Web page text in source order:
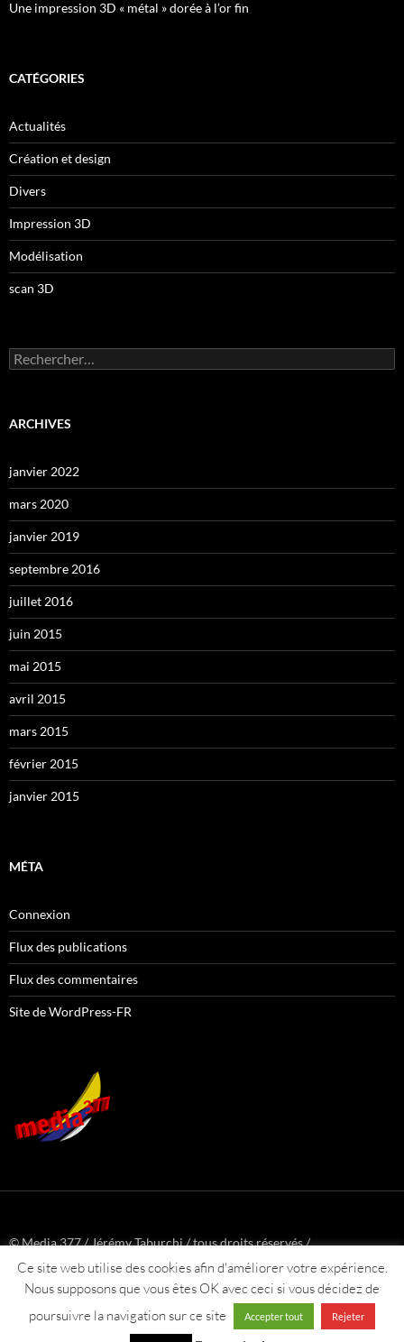
Une impression 3D « métal » dorée à l’or fin
CATÉGORIES
Actualités
Création et design
Divers
Impression 3D
Modélisation
scan 3D
Rechercher :
ARCHIVES
janvier 2022
mars 2020
janvier 2019
septembre 2016
juillet 2016
juin 2015
mai 2015
avril 2015
mars 2015
février 2015
janvier 2015
MÉTA
Connexion
Flux des publications
Flux des commentaires
Site de WordPress-FR
© Media 377 / Jérémy Taburchi / tous droits réservés /
Vie privée, données personnelles et politique de confidentialité Fièrement
Ce site web utilise des cookies afin d'améliorer votre expérience.
Nous supposons que vous êtes OK avec ceci si vous décidez de
poursuivre la navigation sur ce site
Accepter tout Rejeter